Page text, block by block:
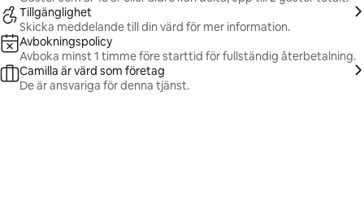
Tillgänglighet
Skicka meddelande till din värd för mer information.
Avbokningspolicy
Avboka minst 1 timme före starttid för fullständig återbetalning.
Camilla är värd som företag
De är ansvariga för denna tjänst.